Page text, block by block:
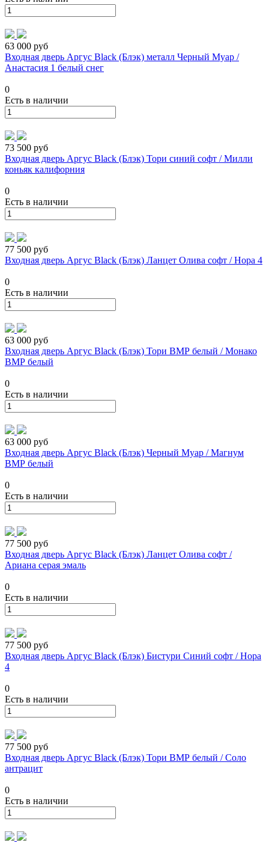
63 000 руб
Входная дверь Аргус Black (Блэк) металл Черный Муар /
Анастасия 1 белый снег
0
Есть в наличии
73 500 руб
Входная дверь Аргус Black (Блэк) Тори синий софт / Милли
коньяк калифорния
0
Есть в наличии
77 500 руб
Входная дверь Аргус Black (Блэк) Ланцет Олива софт / Нора 4
0
Есть в наличии
63 000 руб
Входная дверь Аргус Black (Блэк) Тори ВМР белый / Монако
ВМР белый
0
Есть в наличии
63 000 руб
Входная дверь Аргус Black (Блэк) Черный Муар / Магнум
ВМР белый
0
Есть в наличии
77 500 руб
Входная дверь Аргус Black (Блэк) Ланцет Олива софт /
Ариана серая эмаль
0
Есть в наличии
77 500 руб
Входная дверь Аргус Black (Блэк) Бистури Синий софт / Нора
4
0
Есть в наличии
77 500 руб
Входная дверь Аргус Black (Блэк) Тори ВМР белый / Соло
антрацит
0
Есть в наличии